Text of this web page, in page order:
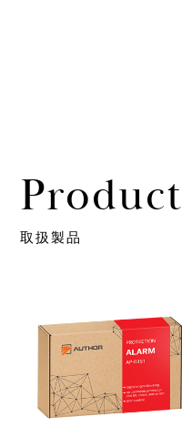
Product
取扱製品